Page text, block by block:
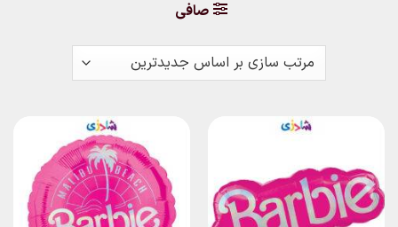
صافی